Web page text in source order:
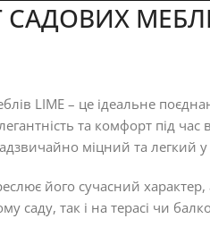
LIME – це ідеальне
та комфорт під
міцний та легкий у
його сучасний
саду, так і на терасі чи